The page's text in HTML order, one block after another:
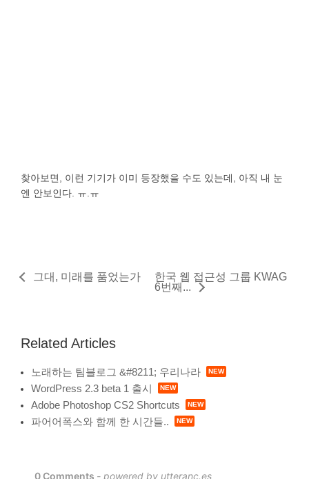
찾아보면, 이런 기기가 이미 등장했을 수도 있는데, 아직 내 눈
엔 안보인다. ㅠ.ㅠ
그대, 미래를 품었는가
한국 웹 접근성 그룹 KWAG
6번째...
Related Articles
노래하는 팀블로그 &#8211; 우리나라
WordPress 2.3 beta 1 출시
Adobe Photoshop CS2 Shortcuts
파어어폭스와 함께 한 시간들..